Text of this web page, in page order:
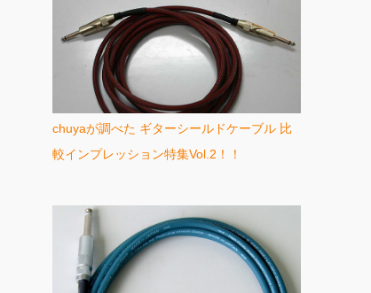
chuyaが調べた ギターシールドケーブル 比
較インプレッション特集Vol.2！！